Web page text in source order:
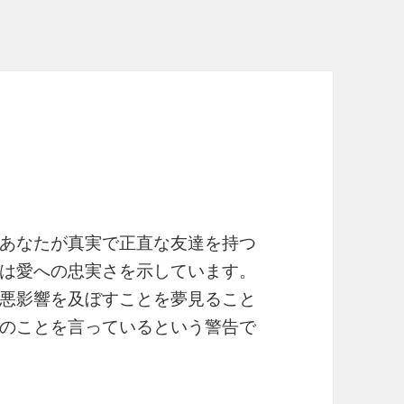
なたが真実で正直な友達を持つ
愛への忠実さを示しています。
影響を及ぼすことを夢見ること
ことを言っているという警告で